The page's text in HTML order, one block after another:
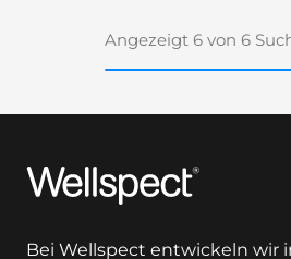
Angezeigt 6 von 6
Wellspect
Bei Wellspect entwickeln wir